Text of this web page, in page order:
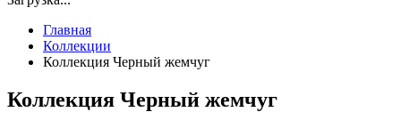
Главная
Коллекции
Коллекция Черный жемчуг
Коллекция Черный жемчуг